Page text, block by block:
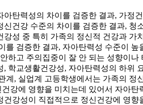
탄력성의 차이를 검증한 결과, 가정
건강 수준의 차이를 검증한 결과,
성 중 특히 가족의 정신적 건강과
검증한 결과, 자아탄력성 수준이
하고 주의집중이 잘 안 되는 성향이
학교생활건강성, 자아탄력성의 하
, 실업계 고등학생에서는 가족의
강에 영향을 미치는데 있어서 자아
강성이 직접적으로 정신건강에 영